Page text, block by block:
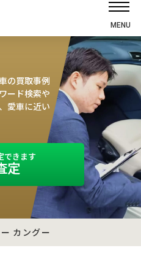
MENU
最強買取マガジン
の買取事例
ード検索や
愛車に近い
できます
定
カングー